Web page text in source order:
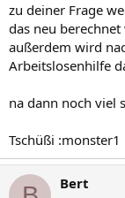
zu deiner Frage
das neu
außerdem wird
Arbeitslosenhilfe
na dann noch viel
Tschüßi :monster1
Bert